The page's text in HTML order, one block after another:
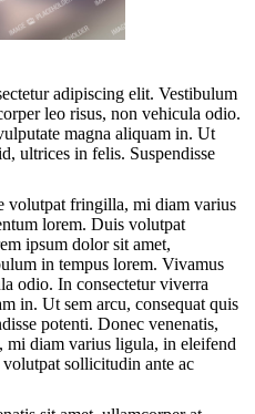
adipiscing elit. Vestibulum
leo risus, non vehicula odio.
magna aliquam in. Ut
ultrices in felis. Suspendisse
volutpat fringilla, mi diam varius
lorem. Duis volutpat
ipsum dolor sit amet,
in tempus lorem. Vivamus
odio. In consectetur viverra
in. Ut sem arcu, consequat quis
potenti. Donec venenatis,
mi diam varius ligula, in eleifend
sollicitudin ante ac